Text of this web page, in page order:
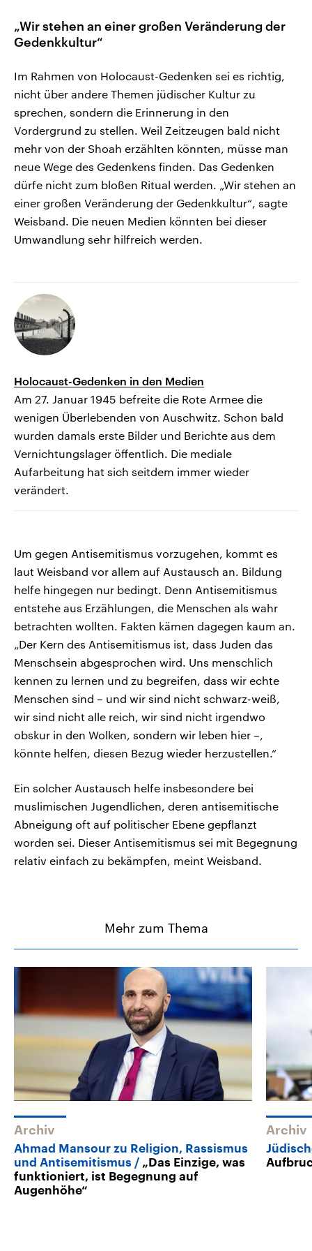
„Wir stehen an einer großen Veränderung der
Gedenkkultur“
Im Rahmen von Holocaust-Gedenken sei es richtig,
nicht über andere Themen jüdischer Kultur zu
sprechen, sondern die Erinnerung in den
Vordergrund zu stellen. Weil Zeitzeugen bald nicht
mehr von der Shoah erzählten könnten, müsse man
neue Wege des Gedenkens finden. Das Gedenken
dürfe nicht zum bloßen Ritual werden. „Wir stehen an
einer großen Veränderung der Gedenkkultur“, sagte
Weisband. Die neuen Medien könnten bei dieser
Umwandlung sehr hilfreich werden.
Holocaust-Gedenken in den Medien
Am 27. Januar 1945 befreite die Rote Armee die
wenigen Überlebenden von Auschwitz. Schon bald
wurden damals erste Bilder und Berichte aus dem
Vernichtungslager öffentlich. Die mediale
Aufarbeitung hat sich seitdem immer wieder
verändert.
Um gegen Antisemitismus vorzugehen, kommt es
laut Weisband vor allem auf Austausch an. Bildung
helfe hingegen nur bedingt. Denn Antisemitismus
entstehe aus Erzählungen, die Menschen als wahr
betrachten wollten. Fakten kämen dagegen kaum an.
„Der Kern des Antisemitismus ist, dass Juden das
Menschsein abgesprochen wird. Uns menschlich
kennen zu lernen und zu begreifen, dass wir echte
Menschen sind – und wir sind nicht schwarz-weiß,
wir sind nicht alle reich, wir sind nicht irgendwo
obskur in den Wolken, sondern wir leben hier –,
könnte helfen, diesen Bezug wieder herzustellen.“
Ein solcher Austausch helfe insbesondere bei
muslimischen Jugendlichen, deren antisemitische
Abneigung oft auf politischer Ebene gepflanzt
worden sei. Dieser Antisemitismus sei mit Begegnung
relativ einfach zu bekämpfen, meint Weisband.
Mehr zum Thema
Archiv
Ahmad Mansour zu Religion, Rassismus
und Antisemitismus
„Das Einzige, was
funktioniert, ist Begegnung auf
Augenhöhe“
Archiv